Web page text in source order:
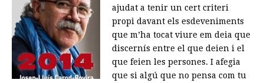
ajudat a tenir un cert criteri
propi davant els esdeveniments
que m’ha tocat viure em deia que
discernís entre el que deien i el
que feien les persones. I afegia
que si algú que no pensa com tu